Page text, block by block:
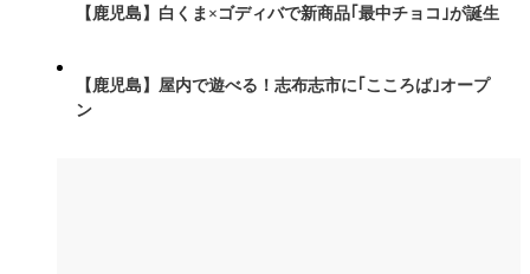
【鹿児島】白くま×ゴディバで新商品｢最中チョコ｣が誕生
【鹿児島】屋内で遊べる！志布志市に｢こころば｣オープ
ン